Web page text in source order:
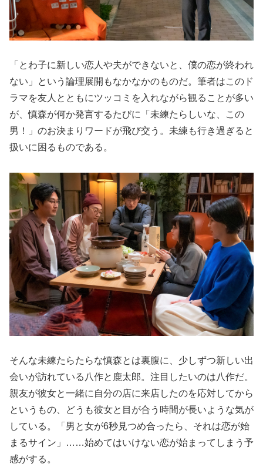
「とわ子に新しい恋人や夫ができないと、僕の恋が終われ
ない」という論理展開もなかなかのものだ。筆者はこのド
ラマを友人とともにツッコミを入れながら観ることが多い
が、慎森が何か発言するたびに「未練たらしいな、この
男！」のお決まりワードが飛び交う。未練も行き過ぎると
扱いに困るものである。
そんな未練たらたらな慎森とは裏腹に、少しずつ新しい出
会いが訪れている八作と鹿太郎。注目したいのは八作だ。
親友が彼女と一緒に自分の店に来店したのを応対してから
というもの、どうも彼女と目が合う時間が長いような気が
している。「男と女が6秒見つめ合ったら、それは恋が始
まるサイン」……始めてはいけない恋が始まってしまう予
感がする。